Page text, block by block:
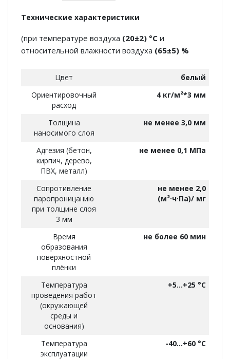
Технические характеристики
(при температуре воздуха (20±2) °С и
относительной влажности воздуха (65±5) %
Цвет
белый
Ориентировочный
расход
4 кг/м²*3 мм
Толщина
наносимого слоя
не менее 3,0 мм
Адгезия (бетон,
кирпич, дерево,
ПВХ, металл)
не менее 0,1 МПа
Сопротивление
паропроницанию
при толщине слоя
3 мм
не менее 2,0
(м²·ч·Па)/ мг
Время
образования
поверхностной
плёнки
не более 60 мин
Температура
проведения работ
(окружающей
среды и
основания)
+5...+25 °С
Температура
эксплуатации
-40...+60 °С